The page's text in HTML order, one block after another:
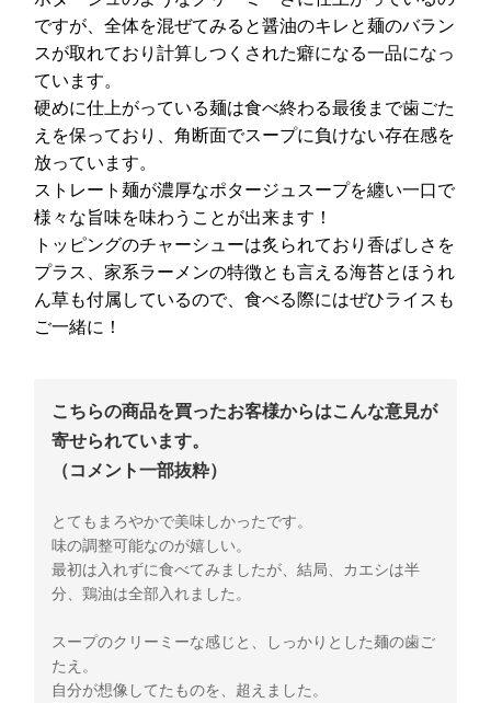
ですが、全体を混ぜてみると醤油のキレと麺のバラン
スが取れており計算しつくされた癖になる一品になっ
ています。
硬めに仕上がっている麺は食べ終わる最後まで歯ごた
えを保っており、角断面でスープに負けない存在感を
放っています。
ストレート麺が濃厚なポタージュスープを纏い一口で
様々な旨味を味わうことが出来ます！
トッピングのチャーシューは炙られており香ばしさを
プラス、家系ラーメンの特徴とも言える海苔とほうれ
ん草も付属しているので、食べる際にはぜひライスも
ご一緒に！
こちらの商品を買ったお客様からはこんな意見が
寄せられています。
（コメント一部抜粋）
とてもまろやかで美味しかったです。
味の調整可能なのが嬉しい。
最初は入れずに食べてみましたが、結局、カエシは半
分、鶏油は全部入れました。
スープのクリーミーな感じと、しっかりとした麺の歯ご
たえ。
自分が想像してたものを、超えました。